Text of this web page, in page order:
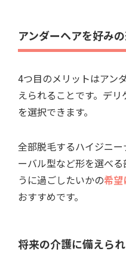
アンダーヘアを好み
4つ目のメリットはアン
えられることです。デ
を選択できます。
全部脱毛するハイジニ
ーバル型など形を選べ
うに過ごしたいかの希望
おすすめです。
将来の介護に備えら